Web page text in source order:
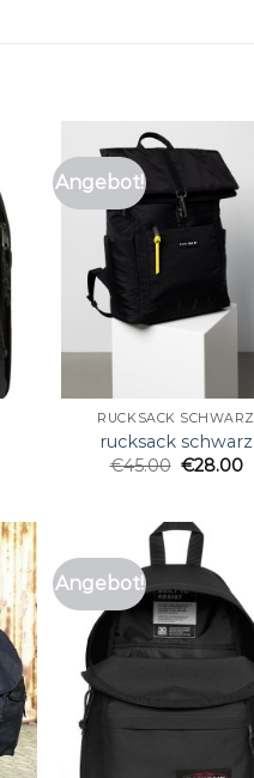
Angebot!
RUCKSACK SCHWARZ
rucksack schwarz
€45.00 €28.00
Angebot!